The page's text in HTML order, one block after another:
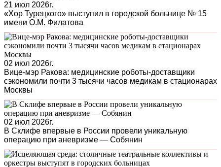
21 июл 2026г.
«Хор Турецкого» выступил в городской больнице № 15
имени О.М. Филатова
02 июл 2026г.
Вице-мэр Ракова: медицинские роботы-доставщики
сэкономили почти 3 тысячи часов медикам в стационарах
Москвы
02 июл 2026г.
В Склифе впервые в России провели уникальную
операцию при аневризме — Собянин